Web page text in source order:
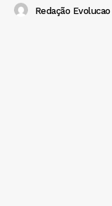
Redação Evolucao